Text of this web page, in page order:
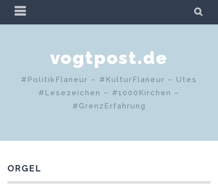
Zum
PRIMÄRES
MENÜ
vogtpost.de
#PolitikFlaneur – #KulturFlaneur – Utes
#Lesezeichen – #1000Kirchen –
#GrenzErfahrung
ORGEL